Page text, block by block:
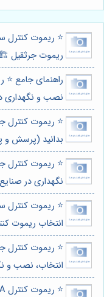
⭐️ ریموت کنترل
ریموت جرثقیل
راهنمای جامع ⭐️
نصب و نگهداری در
⭐️ ریموت کنترل
بدانید (پرسش
⭐️ ریموت کنترل
نگهداری در
⭐️ ریموت کنترل
انتخاب ریموت
⭐️ ریموت کنترل
انتخاب، نصب و